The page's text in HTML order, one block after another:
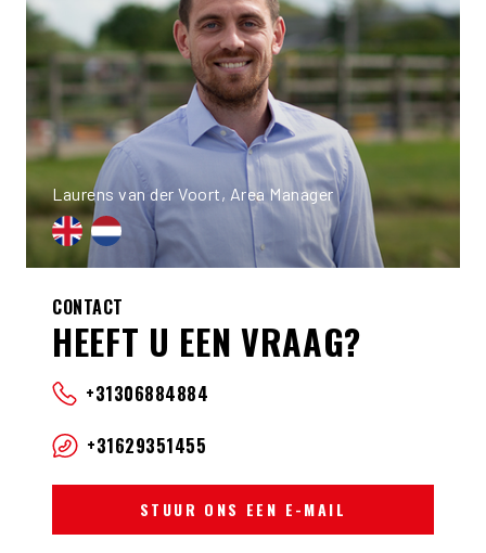
Laurens van der Voort, Area Manager
CONTACT
HEEFT U EEN VRAAG?
+31306884884
+31629351455
STUUR ONS EEN E-MAIL